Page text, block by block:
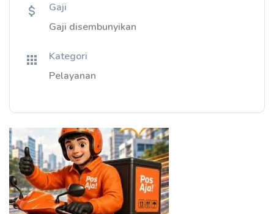
Gaji
Gaji disembunyikan
Kategori
Pelayanan